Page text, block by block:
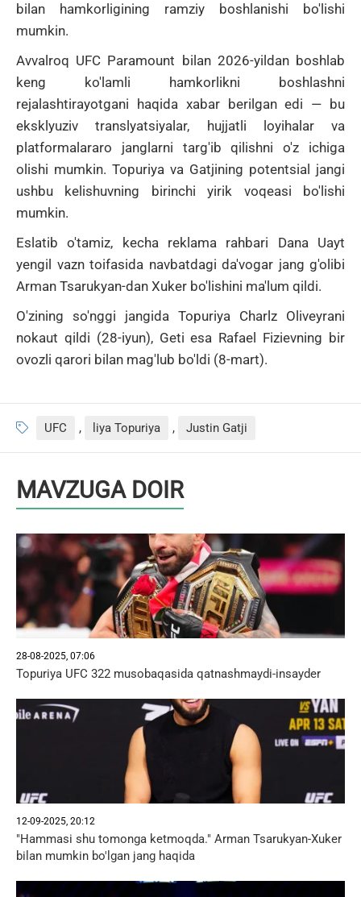
bilan hamkorligining ramziy boshlanishi bo'lishi
mumkin.
Avvalroq UFC Paramount bilan 2026-yildan boshlab
keng ko'lamli hamkorlikni boshlashni
rejalashtirayotgani haqida xabar berilgan edi — bu
eksklyuziv translyatsiyalar, hujjatli loyihalar va
platformalararo janglarni targ'ib qilishni o'z ichiga
olishi mumkin. Topuriya va Gatjining potentsial jangi
ushbu kelishuvning birinchi yirik voqeasi bo'lishi
mumkin.
Eslatib o'tamiz, kecha reklama rahbari Dana Uayt
yengil vazn toifasida navbatdagi da'vogar jang g'olibi
Arman Tsarukyan-dan Xuker bo'lishini ma'lum qildi.
O'zining so'nggi jangida Topuriya Charlz Oliveyrani
nokaut qildi (28-iyun), Geti esa Rafael Fizievning bir
ovozli qarori bilan mag'lub bo'ldi (8-mart).
UFC , liya Topuriya , Justin Gatji
MAVZUGA DOIR
28-08-2025, 07:06
Topuriya UFC 322 musobaqasida qatnashmaydi-insayder
12-09-2025, 20:12
"Hammasi shu tomonga ketmoqda." Arman Tsarukyan-Xuker
bilan mumkin bo'lgan jang haqida